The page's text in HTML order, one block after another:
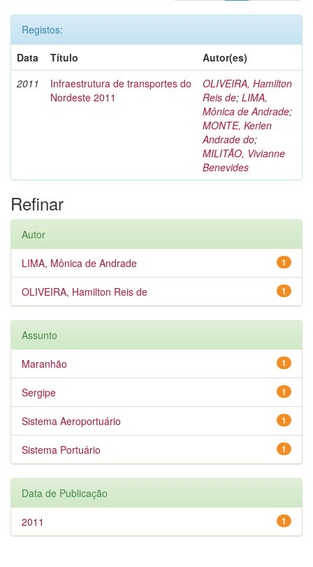
Registos:
Data
Título
Autor(es)
2011
Infraestrutura de transportes do
Nordeste 2011
OLIVEIRA, Hamilton
Reis de; LIMA,
Mônica de Andrade;
MONTE, Kerlen
Andrade do;
MILITÃO, Vivianne
Benevides
Refinar
Autor
1
LIMA, Mônica de Andrade
1
OLIVEIRA, Hamilton Reis de
Assunto
1
Maranhão
1
Sergipe
1
Sistema Aeroportuário
1
Sistema Portuário
Data de Publicação
1
2011